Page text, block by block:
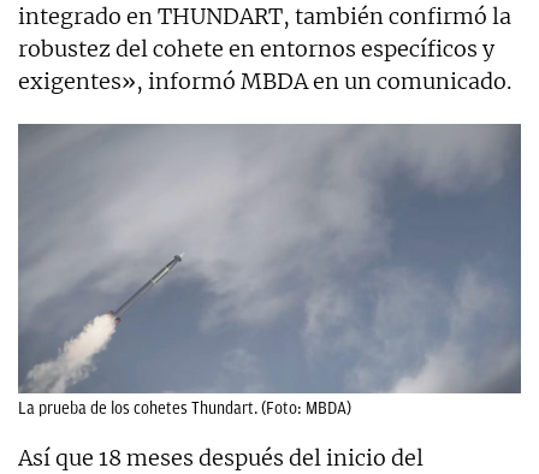
integrado en THUNDART, también confirmó la
robustez del cohete en entornos específicos y
exigentes», informó MBDA en un comunicado.
La prueba de los cohetes Thundart. (Foto: MBDA)
Así que 18 meses después del inicio del